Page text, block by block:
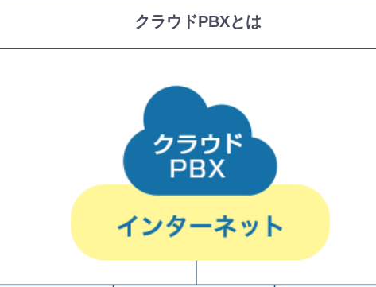
クラウドPBXとは